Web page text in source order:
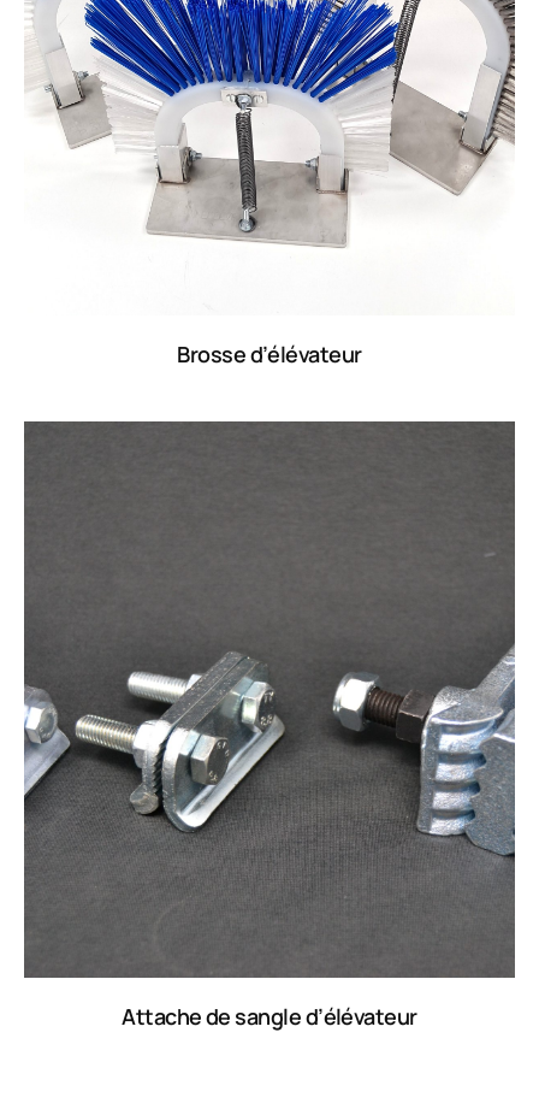
Brosse d’élévateur
Attache de sangle d’élévateur